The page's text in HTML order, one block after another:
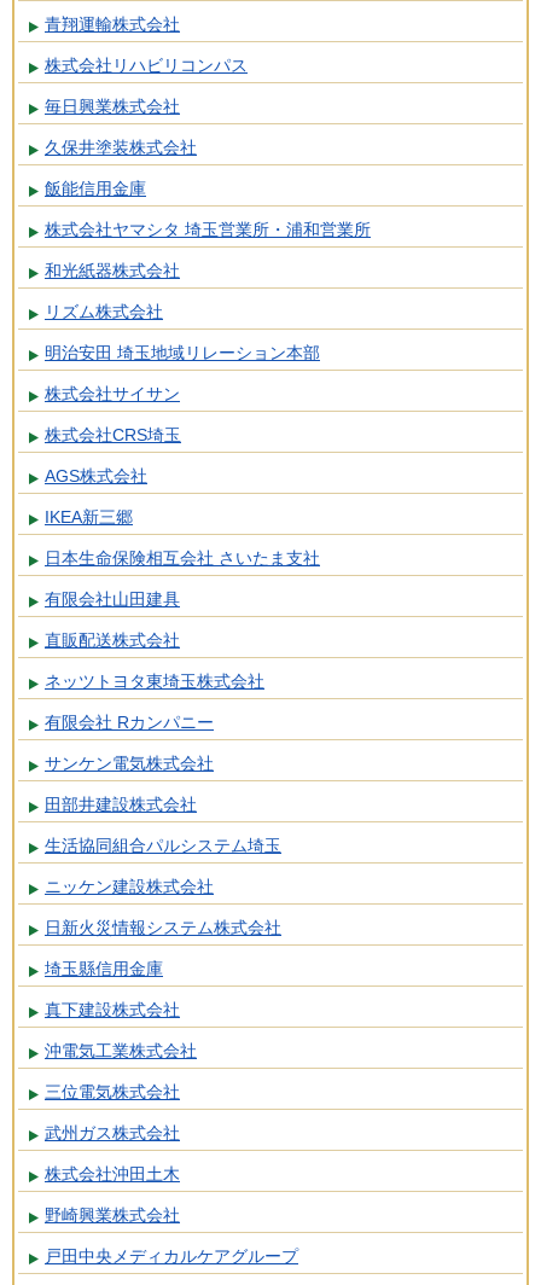
青翔運輸株式会社
株式会社リハビリコンパス
毎日興業株式会社
久保井塗装株式会社
飯能信用金庫
株式会社ヤマシタ 埼玉営業所・浦和営業所
和光紙器株式会社
リズム株式会社
明治安田 埼玉地域リレーション本部
株式会社サイサン
株式会社CRS埼玉
AGS株式会社
IKEA新三郷
日本生命保険相互会社 さいたま支社
有限会社山田建具
直販配送株式会社
ネッツトヨタ東埼玉株式会社
有限会社 Rカンパニー
サンケン電気株式会社
田部井建設株式会社
生活協同組合パルシステム埼玉
ニッケン建設株式会社
日新火災情報システム株式会社
埼玉縣信用金庫
真下建設株式会社
沖電気工業株式会社
三位電気株式会社
武州ガス株式会社
株式会社沖田土木
野崎興業株式会社
戸田中央メディカルケアグループ